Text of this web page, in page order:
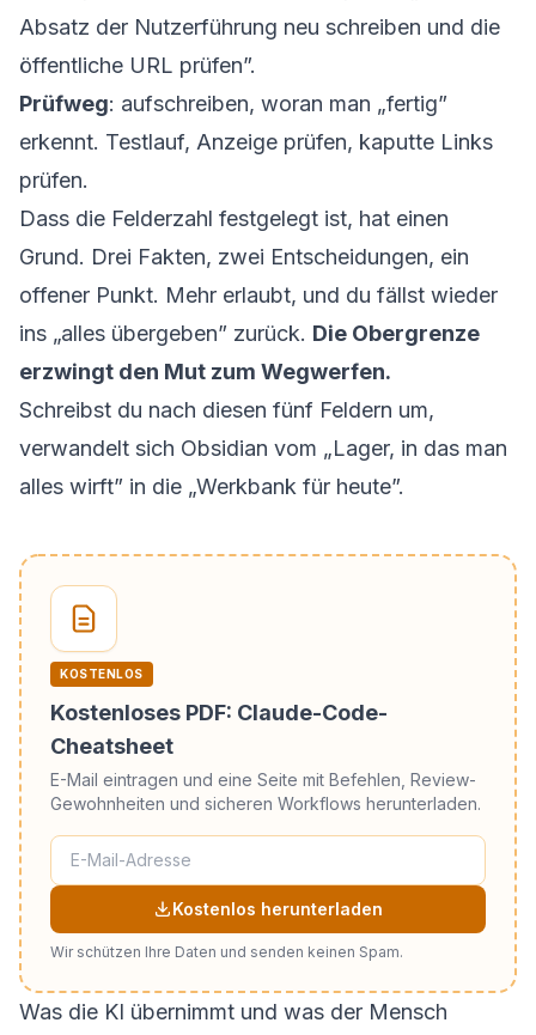
Absatz der Nutzerführung neu schreiben und die
öffentliche URL prüfen”.
Prüfweg: aufschreiben, woran man „fertig”
erkennt. Testlauf, Anzeige prüfen, kaputte Links
prüfen.
Dass die Felderzahl festgelegt ist, hat einen
Grund. Drei Fakten, zwei Entscheidungen, ein
offener Punkt. Mehr erlaubt, und du fällst wieder
ins „alles übergeben” zurück. Die Obergrenze
erzwingt den Mut zum Wegwerfen.
Schreibst du nach diesen fünf Feldern um,
verwandelt sich Obsidian vom „Lager, in das man
alles wirft” in die „Werkbank für heute”.
KOSTENLOS
Kostenloses PDF: Claude-Code-
Cheatsheet
E-Mail eintragen und eine Seite mit Befehlen, Review-
Gewohnheiten und sicheren Workflows herunterladen.
Kostenlos herunterladen
Wir schützen Ihre Daten und senden keinen Spam.
Was die KI übernimmt und was der Mensch